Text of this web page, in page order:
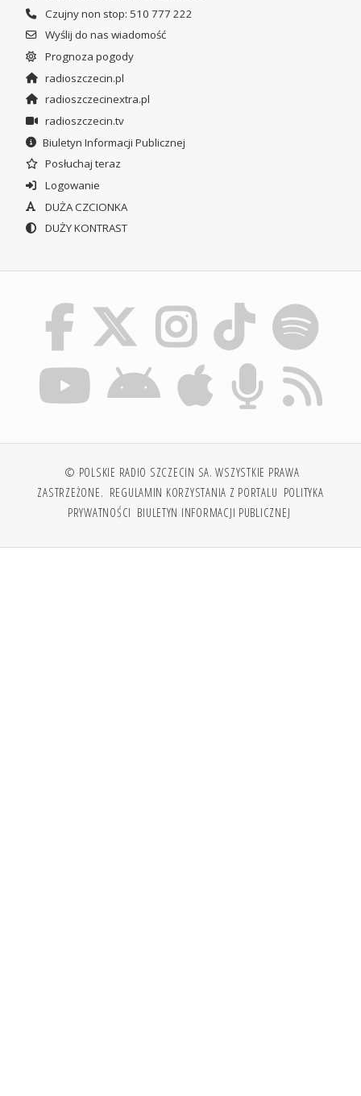
Czujny non stop: 510 777 222
Wyślij do nas wiadomość
Prognoza pogody
radioszczecin.pl
radioszczecinextra.pl
radioszczecin.tv
Biuletyn Informacji Publicznej
Posłuchaj teraz
Logowanie
DUŻA CZCIONKA
DUŻY KONTRAST
© POLSKIE RADIO SZCZECIN SA. WSZYSTKIE PRAWA
ZASTRZEŻONE. REGULAMIN KORZYSTANIA Z PORTALU POLITYKA
PRYWATNOŚCI BIULETYN INFORMACJI PUBLICZNEJ